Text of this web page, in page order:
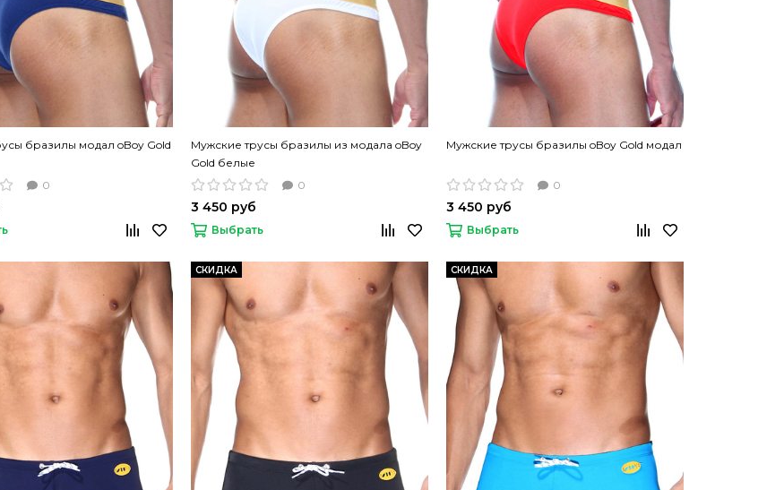
бразилы модал oBoy Gold
0
Мужские трусы бразилы из модала oBoy
Gold белые
0
3 450 руб
Выбрать
Мужские трусы бразилы oBoy Gold модал
0
3 450 руб
Выбрать
СКИДКА СКИДКА